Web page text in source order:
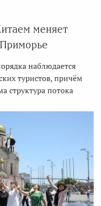
меняет
Приморье
наблюдается
туристов, причём
структура потока